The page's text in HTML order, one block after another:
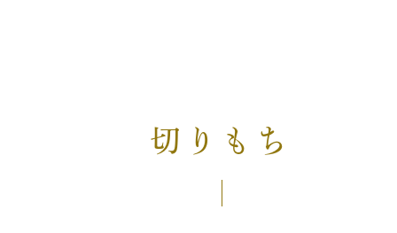
切りもち